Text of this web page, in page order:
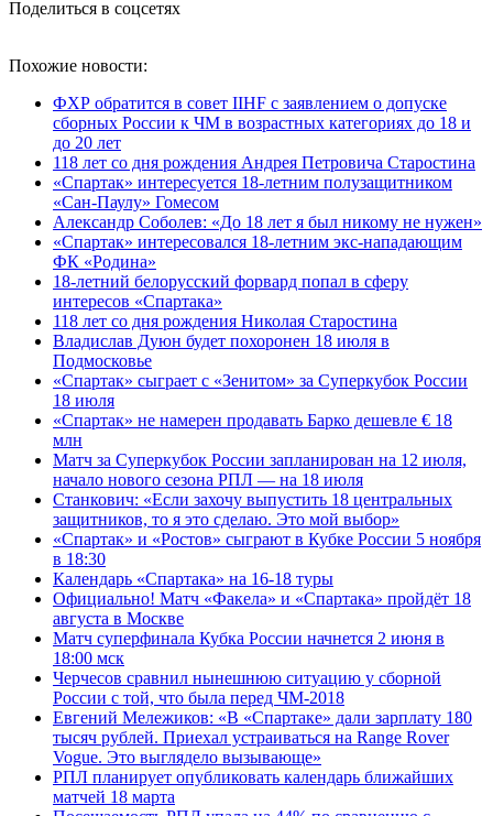
Поделиться в соцсетях
Похожие новости:
ФХР обратится в совет IIHF c заявлением о допуске
сборных России к ЧМ в возрастных категориях до 18 и
до 20 лет
118 лет со дня рождения Андрея Петровича Старостина
«Спартак» интересуется 18-летним полузащитником
«Сан-Паулу» Гомесом
Александр Соболев: «До 18 лет я был никому не нужен»
«Спартак» интересовался 18-летним экс-нападающим
ФК «Родина»
18-летний белорусский форвард попал в сферу
интересов «Спартака»
118 лет со дня рождения Николая Старостина
Владислав Дуюн будет похоронен 18 июля в
Подмосковье
«Спартак» сыграет с «Зенитом» за Суперкубок России
18 июля
«Спартак» не намерен продавать Барко дешевле € 18
млн
Матч за Суперкубок России запланирован на 12 июля,
начало нового сезона РПЛ — на 18 июля
Станкович: «Если захочу выпустить 18 центральных
защитников, то я это сделаю. Это мой выбор»
«Спартак» и «Ростов» сыграют в Кубке России 5 ноября
в 18:30
Календарь «Спартака» на 16-18 туры
Официально! Матч «Факела» и «Спартака» пройдёт 18
августа в Москве
Матч суперфинала Кубка России начнется 2 июня в
18:00 мск
Черчесов сравнил нынешнюю ситуацию у сборной
России с той, что была перед ЧМ‑2018
Евгений Мележиков: «В «Спартаке» дали зарплату 180
тысяч рублей. Приехал устраиваться на Range Rover
Vogue. Это выглядело вызывающе»
РПЛ планирует опубликовать календарь ближайших
матчей 18 марта